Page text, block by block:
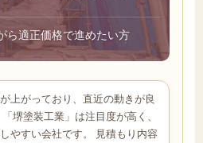
ら適正価格で進めたい方
上がっており、直近の動きが良
堺塗装工業」は注目度が高く、
やすい会社です。 見積もり内容